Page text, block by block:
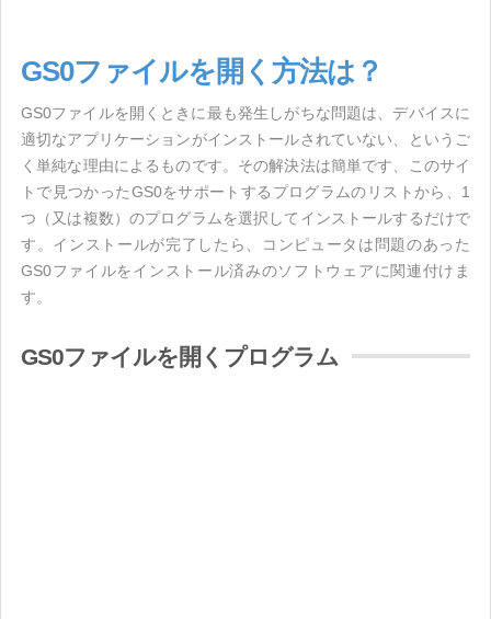
GS0ファイルを開く方法は？
GS0ファイルを開くときに最も発生しがちな問題は、デバイスに
適切なアプリケーションがインストールされていない、というご
く単純な理由によるものです。その解決法は簡単です、このサイ
トで見つかったGS0をサポートするプログラムのリストから、1
つ（又は複数）のプログラムを選択してインストールするだけで
す。インストールが完了したら、コンピュータは問題のあった
GS0ファイルをインストール済みのソフトウェアに関連付けま
す。
GS0ファイルを開くプログラム